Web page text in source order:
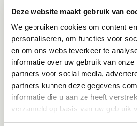
Deze website maakt gebruik van
We gebruiken cookies om content
personaliseren, om functies voor
en om ons websiteverkeer te
informatie over uw gebruik van onze
partners voor social media,
partners kunnen deze gegevens
informatie die u aan ze heeft
verzameld op basis van uw gebruik
Klantenservice
Ma - Vrij 8:30 -